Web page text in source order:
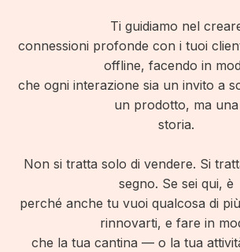
Ti guidiamo nel
connessioni profonde con i tuoi
offline, facendo in
che ogni interazione sia un invito a
un prodotto, ma una
storia.
Non si tratta solo di vendere. Si
segno. Se sei qui, è
perché anche tu vuoi qualcosa di
rinnovarti, e fare in
che la tua cantina — o la tua